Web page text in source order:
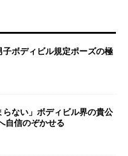
ボディビル規定ポーズの極
らない」ボディビル界の貴公
自信のぞかせる